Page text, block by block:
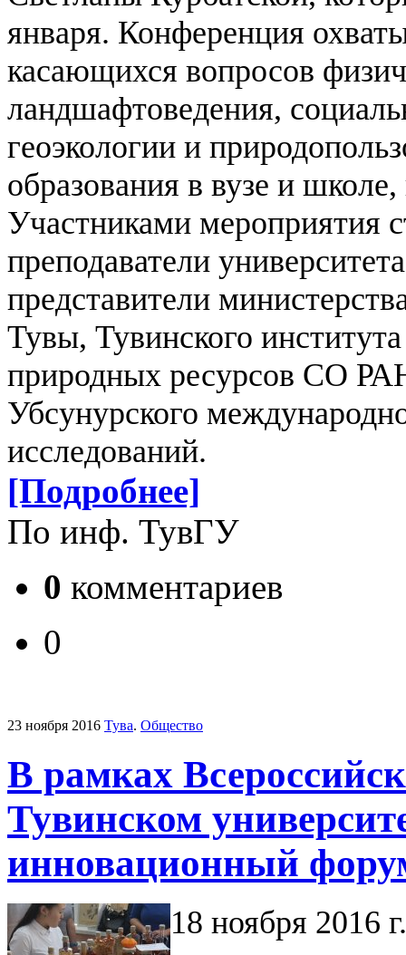
января. Конференция
касающихся вопросов
ландшафтоведения,
геоэкологии и
образования в вузе и
Участниками мероприятия
преподаватели
представители
Тувы, Тувинского
природных ресурсов СО
Убсунурского
исследований.
[Подробнее]
По инф. ТувГУ
0 комментариев
0
23 ноября 2016 Тува. Общество
В рамках
Тувинском
инновационный
18 ноября 2016